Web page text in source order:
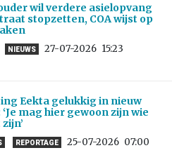
wil verdere asielopvang
stopzetten, COA wijst op
NIEUWS 27-07-2026 15:23
Eekta gelukkig in nieuw
‘Je mag hier gewoon zijn wie
REPORTAGE 25-07-2026 07:00